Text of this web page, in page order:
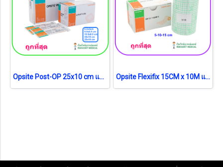
Opsite Post-OP 25x10 cm แผ่นเทปใสปิดแผลกันน้ำพร้อมแผ่นซับ (1 แผ่น) Opsite Flexifix 15CM x 10M แผ่นฟิล์มใสกันน้ำ (1 กล่อง)